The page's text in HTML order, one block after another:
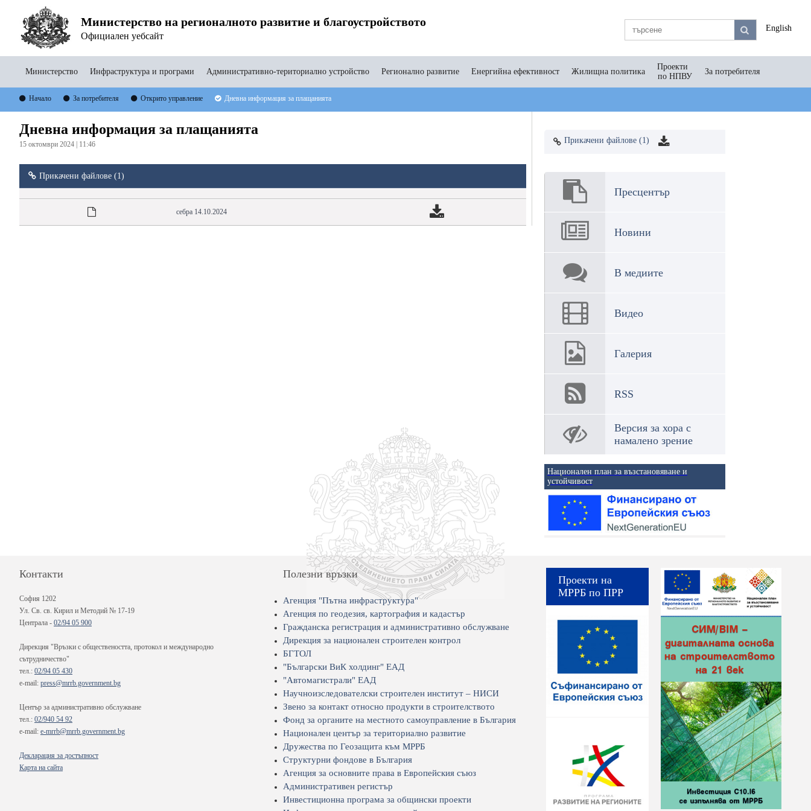
Министерство на регионалното развитие и благоустройството
Официален уебсайт
English
Министерство Инфраструктура и програми Административно-териториално устройство Регионално развитие Енергийна ефективност Жилищна политика
Проекти
по НПВУ
За потребителя
Начало За потребителя Открито управление Дневна информация за плащанията
Дневна информация за плащанията
15 октомври 2024 | 11:46
Прикачени файлове (1)
себра 14.10.2024
Прикачени файлове (1)
Пресцентър
Новини
В медиите
Видео
Галерия
RSS
Версия за хора с
намалено зрение
Национален план за възстановяване и
устойчивост
Контакти
София 1202
Ул. Св. св. Кирил и Методий № 17-19
Централа - 02/94 05 900
Дирекция "Връзки с обществеността, протокол и международно
сътрудничество"
тел.: 02/94 05 430
e-mail: press@mrrb.government.bg
Център за административно обслужване
тел.: 02/940 54 92
e-mail: e-mrrb@mrrb.government.bg
Декларация за достъпност
Карта на сайта
Полезни връзки
Агенция "Пътна инфраструктура"
Агенция по геодезия, картография и кадастър
Гражданска регистрация и административно обслужване
Дирекция за национален строителен контрол
БГТОЛ
"Български ВиК холдинг" ЕАД
"Автомагистрали" ЕАД
Научноизследователски строителен институт – НИСИ
Звено за контакт относно продукти в строителството
Фонд за органите на местното самоуправление в България
Национален център за териториално развитие
Дружества по Геозащита към МРРБ
Структурни фондове в България
Агенция за основните права в Европейския съюз
Административен регистър
Инвестиционна програма за общински проекти
Проекти на
МРРБ по ПРР